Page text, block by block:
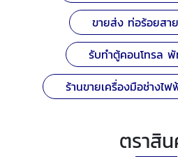
ขายส่ง ท่อร้อยสา
รับทำตู้คอนโทรล
ร้านขายเครื่องมือช่างไ
ตราสิ